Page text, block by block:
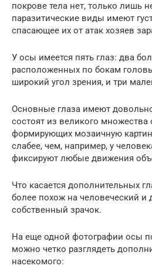
покрове тела нет, только лишь
паразитические виды имеют
спасающее их от атак хозяев
У осы имеется пять глаз: два
расположенных по бокам
широкий угол зрения, и три
Основные глаза имеют
состоят из великого
формирующих мозаичную
слабее, чем, например, у
фиксируют любые движения
Что касается дополнительных
более похож на человеческий и
собственный зрачок.
На еще одной фотографии осы
можно четко разглядеть
насекомого: